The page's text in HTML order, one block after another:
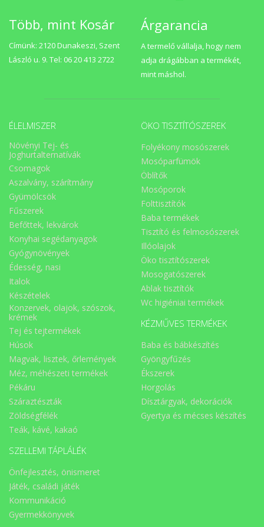
Több, mint Kosár
Címünk: 2120 Dunakeszi, Szent
László u. 9. Tel: 06 20 413 2722
Árgarancia
A termelő vállalja, hogy nem
adja drágábban a termékét,
mint máshol.
ÉLELMISZER
Növényi Tej- és
Joghurtalternatívák
Csomagok
Aszalvány, szárítmány
Gyümölcsök
Fűszerek
Befőttek, lekvárok
Konyhai segédanyagok
Gyógynövények
Édesség, nasi
Italok
Készételek
Konzervek, olajok, szószok,
krémek
Tej és tejtermékek
Húsok
Magvak, lisztek, őrlemények
Méz, méhészeti termékek
Pékáru
Száraztészták
Zöldségfélék
Teák, kávé, kakaó
SZELLEMI TÁPLÁLÉK
Önfejlesztés, önismeret
Játék, családi játék
Kommunikáció
Gyermekkönyvek
ÖKO TISZTÍTÓSZEREK
Folyékony mosószerek
Mosóparfümök
Öblítők
Mosóporok
Folttisztítók
Baba termékek
Tisztító és felmosószerek
Illóolajok
Öko tisztítószerek
Mosogatószerek
Ablak tisztítók
Wc higiéniai termékek
KÉZMŰVES TERMÉKEK
Baba és bábkészítés
Gyöngyfűzés
Ékszerek
Horgolás
Dísztárgyak, dekorációk
Gyertya és mécses készítés